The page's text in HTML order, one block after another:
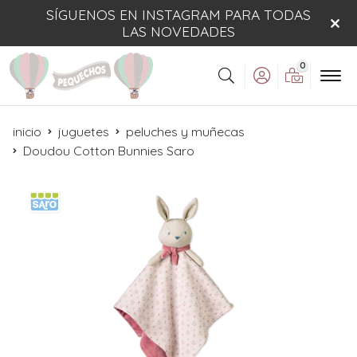
SÍGUENOS EN INSTAGRAM PARA TODAS
LAS NOVEDADES
Buscar
0
inicio juguetes
peluches y muñecas
Doudou Cotton Bunnies Saro